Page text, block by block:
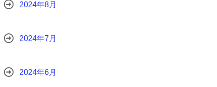
2024年8月
2024年7月
2024年6月